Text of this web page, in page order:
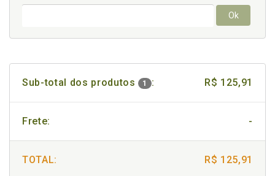
Ok
Sub-total dos produtos 1 : R$ 125,91
Frete: -
TOTAL: R$ 125,91